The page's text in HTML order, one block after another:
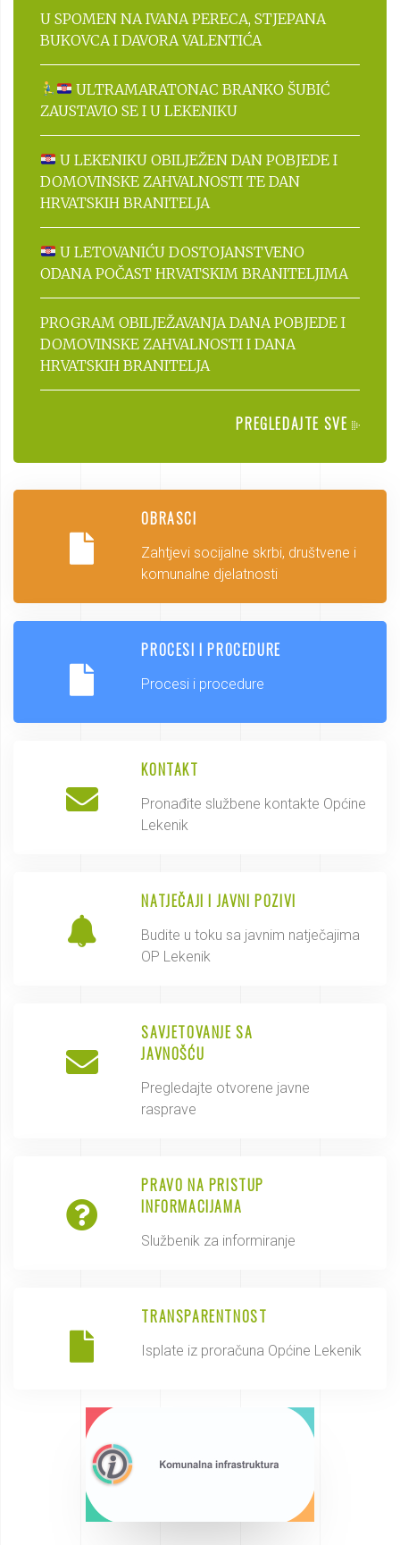
U SPOMEN NA IVANA PERECA, STJEPANA
BUKOVCA I DAVORA VALENTIĆA
ULTRAMARATONAC BRANKO ŠUBIĆ
ZAUSTAVIO SE I U LEKENIKU
U LEKENIKU OBILJEŽEN DAN POBJEDE I
DOMOVINSKE ZAHVALNOSTI TE DAN
HRVATSKIH BRANITELJA
U LETOVANIĆU DOSTOJANSTVENO
ODANA POČAST HRVATSKIM BRANITELJIMA
PROGRAM OBILJEŽAVANJA DANA POBJEDE I
DOMOVINSKE ZAHVALNOSTI I DANA
HRVATSKIH BRANITELJA
PREGLEDAJTE SVE
OBRASCI
Zahtjevi socijalne skrbi, društvene i
komunalne djelatnosti
PROCESI I PROCEDURE
Procesi i procedure
KONTAKT
Pronađite službene kontakte Općine
Lekenik
NATJEČAJI I JAVNI POZIVI
Budite u toku sa javnim natječajima
OP Lekenik
SAVJETOVANJE SA
JAVNOŠĆU
Pregledajte otvorene javne
rasprave
PRAVO NA PRISTUP
INFORMACIJAMA
Službenik za informiranje
TRANSPARENTNOST
Isplate iz proračuna Općine Lekenik